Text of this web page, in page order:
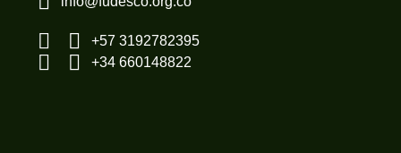
+57 3192782395
+34 660148822